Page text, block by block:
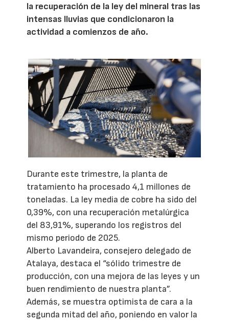
la recuperación de la ley del mineral tras las
intensas lluvias que condicionaron la
actividad a comienzos de año.
Durante este trimestre, la planta de
tratamiento ha procesado 4,1 millones de
toneladas. La ley media de cobre ha sido del
0,39%, con una recuperación metalúrgica
del 83,91%, superando los registros del
mismo periodo de 2025.
Alberto Lavandeira, consejero delegado de
Atalaya, destaca el “sólido trimestre de
producción, con una mejora de las leyes y un
buen rendimiento de nuestra planta”.
Además, se muestra optimista de cara a la
segunda mitad del año, poniendo en valor la